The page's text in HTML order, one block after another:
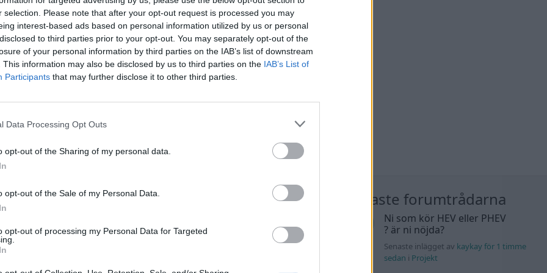
selection. Please note that after your opt-out request is processed you may
interest-based ads based on personal information utilized by us or personal
to third parties prior to your opt-out. You may separately opt-out of the
of your personal information by third parties on the IAB’s list of downstream
This information may also be disclosed by us to third parties on the IAB’s List of
Participants that may further disclose it to other third parties.
Data Processing Opt Outs
opt-out of the Sharing of my personal data.
opt-out of the Sale of my Personal Data.
opt-out of processing my Personal Data for Targeted
foruminläggen
inlägget avJeppegaming för 7
sedan
-13 2.0tdi DSG
Senaste projektinläggen
4motion OEM++ med JDM
minuter sedan
Nyaste forumtrådarna
Ni som kör HEV eller PHEV
? är ni nöjda?
Senaste inlägget av kaykay för 1 timme
sedan i Projekt